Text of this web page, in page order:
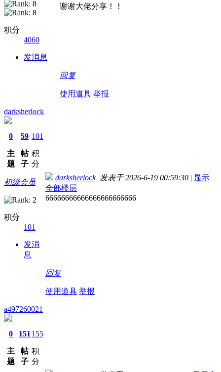
积分
4060
发消息
谢谢大佬分享！！
回复
使用道具 举报
darksherlock
0
主
题
59
帖
子
101
积
分
初级会员
积分
101
发消
息
darksherlock发表于 2026-6-19 00:59:30 | 显示
全部楼层
66666666666666666666666
回复
使用道具 举报
a497260021
0
主
题
151
帖
子
155
积
分